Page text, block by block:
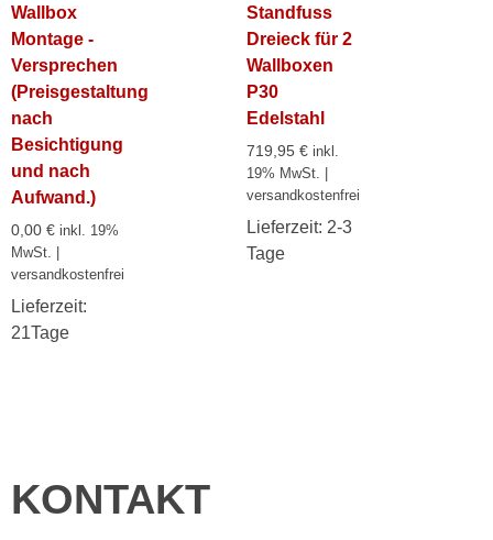
Wallbox
Montage -
Versprechen
(Preisgestaltung
nach
Besichtigung
und nach
Aufwand.)
0,00 € inkl. 19%
MwSt. |
versandkostenfrei
Lieferzeit:
21Tage
Standfuss
Dreieck für 2
Wallboxen
P30
Edelstahl
719,95 € inkl.
19% MwSt. |
versandkostenfrei
Lieferzeit: 2-3
Tage
KONTAKT